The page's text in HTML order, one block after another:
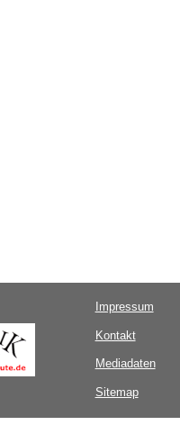
Impressum
Kontakt
Mediadaten
Sitemap